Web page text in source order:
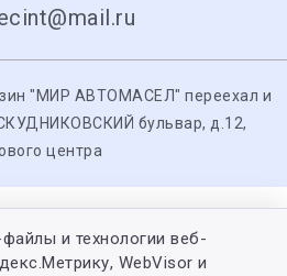
"МИР АВТОМАСЕЛ" переехал и
бульвар, д.12,
центра
и технологии веб-
WebVisor и